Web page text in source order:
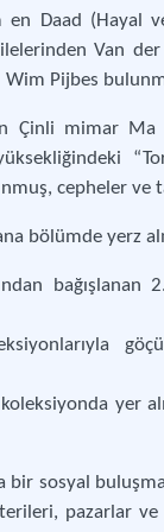
Daad (Hayal
Van der
Wim Pijbes
mimar Ma
cepheler ve
bölümde yerz
bağışlanan
yer
sosyal
pazarlar